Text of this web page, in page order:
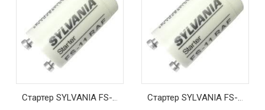
Стартер SYLVANIA FS-22 4-22W 110-240V Стартер SYLVANIA FS-11 4-65W 220-240V